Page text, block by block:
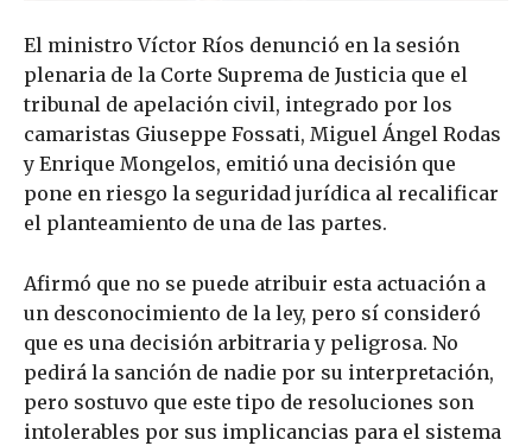
El ministro Víctor Ríos denunció en la sesión
plenaria de la Corte Suprema de Justicia que el
tribunal de apelación civil, integrado por los
camaristas Giuseppe Fossati, Miguel Ángel Rodas
y Enrique Mongelos, emitió una decisión que
pone en riesgo la seguridad jurídica al recalificar
el planteamiento de una de las partes.
Afirmó que no se puede atribuir esta actuación a
un desconocimiento de la ley, pero sí consideró
que es una decisión arbitraria y peligrosa. No
pedirá la sanción de nadie por su interpretación,
pero sostuvo que este tipo de resoluciones son
intolerables por sus implicancias para el sistema